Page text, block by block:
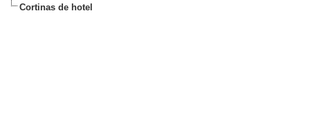
Cortinas de hotel